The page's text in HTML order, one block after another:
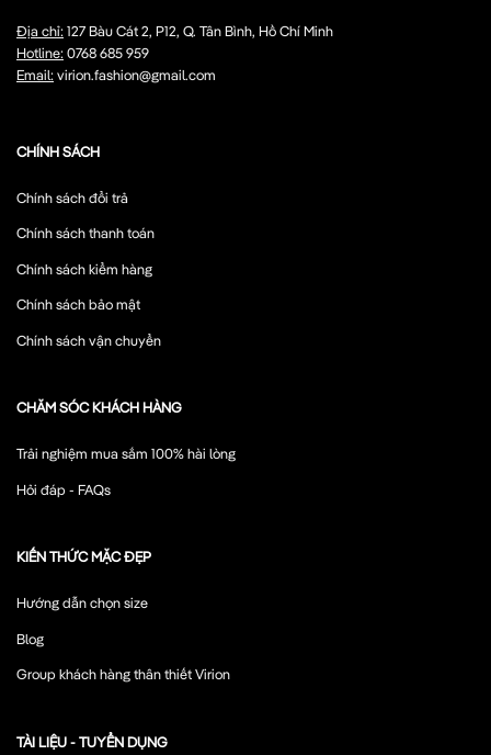
Địa chỉ:127 Bàu Cát 2, P12, Q. Tân Bình, Hồ Chí Minh
Hotline:0768 685 959
Email:virion.fashion@gmail.com
CHÍNH SÁCH
Chính sách đổi trả
Chính sách thanh toán
Chính sách kiểm hàng
Chính sách bảo mật
Chính sách vận chuyển
CHĂM SÓC KHÁCH HÀNG
Trải nghiệm mua sắm 100% hài lòng
Hỏi đáp - FAQs
KIẾN THỨC MẶC ĐẸP
Hướng dẫn chọn size
Blog
Group khách hàng thân thiết Virion
TÀI LIỆU - TUYỂN DỤNG